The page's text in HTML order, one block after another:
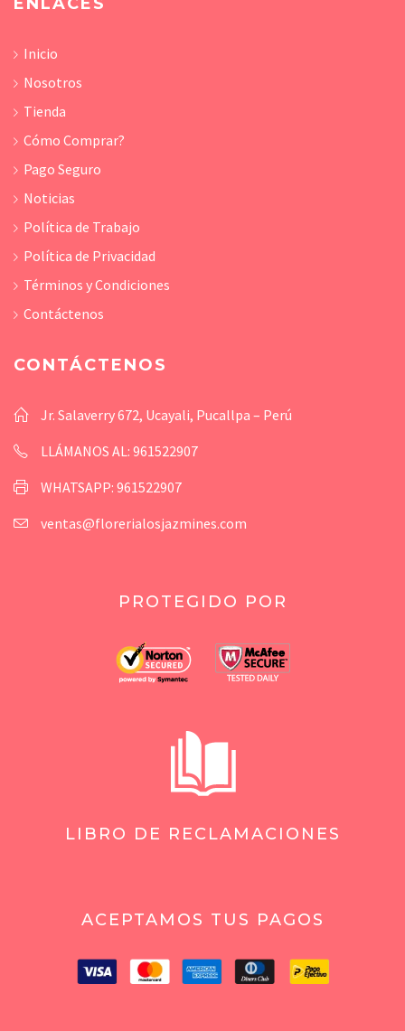
Inicio
Nosotros
Tienda
Cómo Comprar?
Pago Seguro
Noticias
Política de Trabajo
Política de Privacidad
Términos y Condiciones
Contáctenos
CONTÁCTENOS
Jr. Salaverry 672, Ucayali, Pucallpa – Perú
LLÁMANOS AL: 961522907
WHATSAPP: 961522907
ventas@florerialosjazmines.com
PROTEGIDO POR
LIBRO DE RECLAMACIONES
ACEPTAMOS TUS PAGOS